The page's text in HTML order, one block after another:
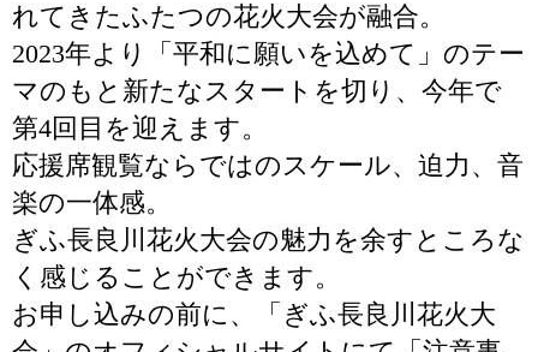
れてきたふたつの花火大会が融合。
2023年より「平和に願いを込めて」のテー
マのもと新たなスタートを切り、今年で
第4回目を迎えます。
応援席観覧ならではのスケール、迫力、音
楽の一体感。
ぎふ長良川花火大会の魅力を余すところな
く感じることができます。
お申し込みの前に、「ぎふ長良川花火大